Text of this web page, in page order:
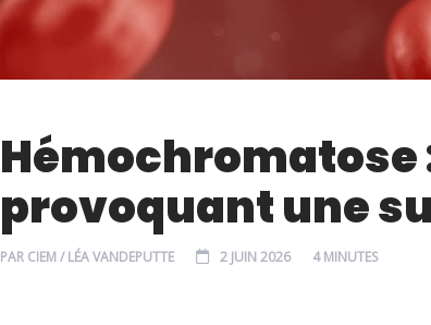
Hémochromatose
provoquant une
PAR CIEM / LÉA VANDEPUTTE 2 JUIN 2026 4 MINUTES